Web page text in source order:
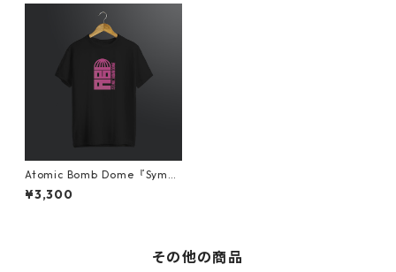
Atomic Bomb Dome『Symbo
l』Tシャツ ブラック
¥3,300
その他の商品